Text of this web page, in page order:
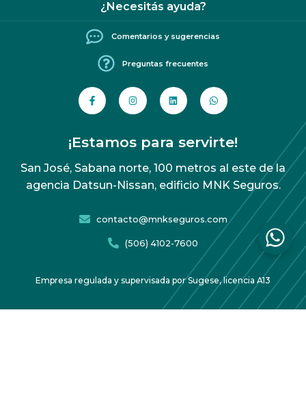
¿Necesitás ayuda?
Comentarios y sugerencias
Preguntas frecuentes
¡Estamos para servirte!
San José, Sabana norte, 100 metros al este de la
agencia Datsun-Nissan, edificio MNK Seguros.
contacto@mnkseguros.com
(506) 4102-7600
Empresa regulada y supervisada por Sugese, licencia A13